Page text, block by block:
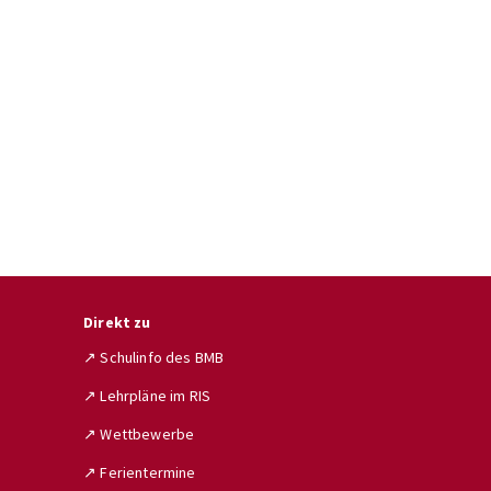
Direkt zu
↗ Schulinfo des BMB
↗ Lehrpläne im RIS
↗ Wettbewerbe
↗ Ferientermine